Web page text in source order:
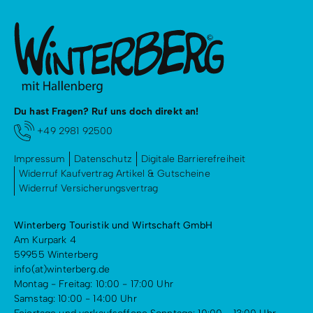
Sa. 21.03. - So. 22.03.2026
Sa. 09.05. - So. 10.05.2026
Sa. 13.06. - So. 14.06.2026
Sa. 28.11. - So. 29.11.2026
Treffpunkt:
Winterberg - Den genauen Treffpunkt findest du auf
Einlösebedingungen:
Teilnehmer:
Mindest-/ Maximalteilnehmerzahl: 3 - 11 Personen
Mindestalter für die Teilnahme: 15 Jahre
Du hast Fragen? Ruf uns doch direkt an!
+49 2981 92500
Impressum Datenschutz
Digitale Barrierefreiheit
Widerruf Kaufvertrag Artikel & Gutscheine
Widerruf Versicherungsvertrag
Winterberg Touristik und Wirtschaft GmbH
Am Kurpark 4
59955 Winterberg
info(at)winterberg.de
Montag - Freitag: 10:00 - 17:00 Uhr
Samstag: 10:00 - 14:00 Uhr